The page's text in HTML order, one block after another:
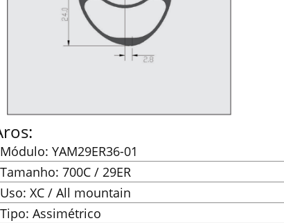
Módulo: YAM29ER36-01
Tamanho: 700C / 29ER
Uso: XC / All mountain
Tipo: Assimétrico